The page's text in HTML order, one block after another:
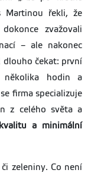
Martinou řekli, že
zvažovali
– ale nakonec
dlouho čekat: první
několika hodin a
firma specializuje
z celého světa a
a minimální
zeleniny. Co není